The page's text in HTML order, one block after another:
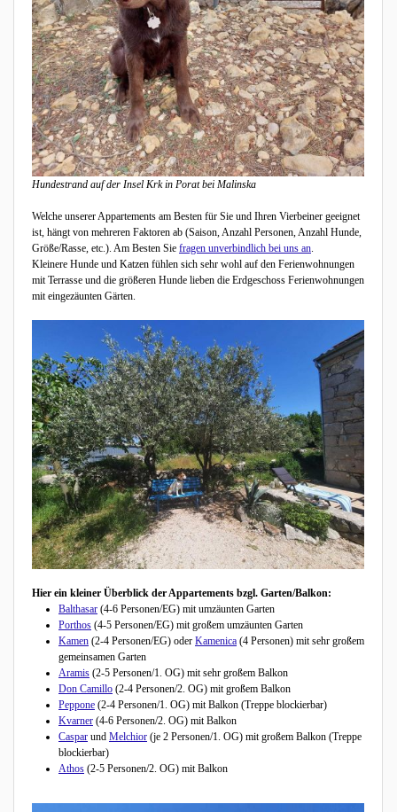
Hundestrand auf der Insel Krk in Porat bei Malinska
Welche unserer Appartements am Besten für Sie und Ihren Vierbeiner geeignet
ist, hängt von mehreren Faktoren ab (Saison, Anzahl Personen, Anzahl Hunde,
Größe/Rasse, etc.). Am Besten Sie fragen unverbindlich bei uns an.
Kleinere Hunde und Katzen fühlen sich sehr wohl auf den Ferienwohnungen
mit Terrasse und die größeren Hunde lieben die Erdgeschoss Ferienwohnungen
mit eingezäunten Gärten.
Hier ein kleiner Überblick der Appartements bzgl. Garten/Balkon:
Balthasar (4-6 Personen/EG) mit umzäunten Garten
Porthos (4-5 Personen/EG) mit großem umzäunten Garten
Kamen (2-4 Personen/EG) oder Kamenica (4 Personen) mit sehr großem
gemeinsamen Garten
Aramis (2-5 Personen/1. OG) mit sehr großem Balkon
Don Camillo (2-4 Personen/2. OG) mit großem Balkon
Peppone (2-4 Personen/1. OG) mit Balkon (Treppe blockierbar)
Kvarner (4-6 Personen/2. OG) mit Balkon
Caspar und Melchior (je 2 Personen/1. OG) mit großem Balkon (Treppe
blockierbar)
Athos (2-5 Personen/2. OG) mit Balkon